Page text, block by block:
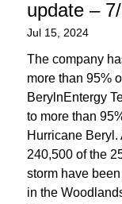
update –
Jul 15, 2024
The company
more than 95%
BerylnEntergy
to more than
Hurricane Beryl.
240,500 of the
storm have
in the